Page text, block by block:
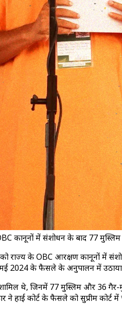
कानूनों में संशोधन के बाद 77
राज्य के OBC आरक्षण कानूनों में
2024 के फैसले के अनुपालन में उठाया
थे, जिनमें 77 मुस्लिम और 36 गैर-
ने हाई कोर्ट के फैसले को सुप्रीम